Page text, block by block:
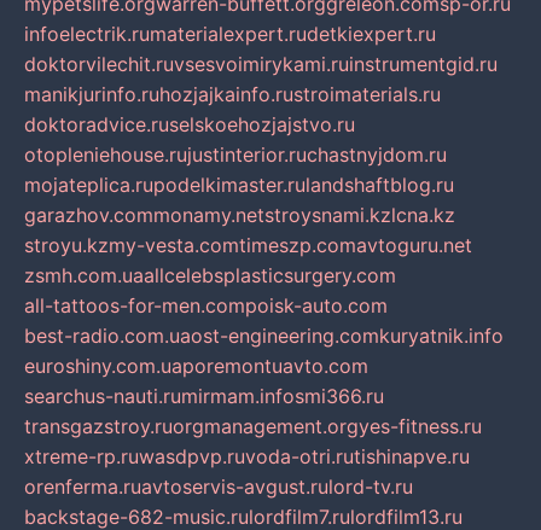
infoelectrik.rumaterialexpert.rudetkiexpert.ru
doktorvilechit.ruvsesvoimirykami.ruinstrumentgid.ru
manikjurinfo.ruhozjajkainfo.rustroimaterials.ru
doktoradvice.ruselskoehozjajstvo.ru
otopleniehouse.rujustinterior.ruchastnyjdom.ru
mojateplica.rupodelkimaster.rulandshaftblog.ru
garazhov.commonamy.netstroysnami.kzlcna.kz
stroyu.kzmy-vesta.comtimeszp.comavtoguru.net
zsmh.com.uaallcelebsplasticsurgery.com
all-tattoos-for-men.compoisk-auto.com
best-radio.com.uaost-engineering.comkuryatnik.info
euroshiny.com.uaporemontuavto.com
searchus-nauti.rumirmam.infosmi366.ru
transgazstroy.ruorgmanagement.orgyes-fitness.ru
xtreme-rp.ruwasdpvp.ruvoda-otri.rutishinapve.ru
orenferma.ruavtoservis-avgust.rulord-tv.ru
backstage-682-music.rulordfilm7.rulordfilm13.ru